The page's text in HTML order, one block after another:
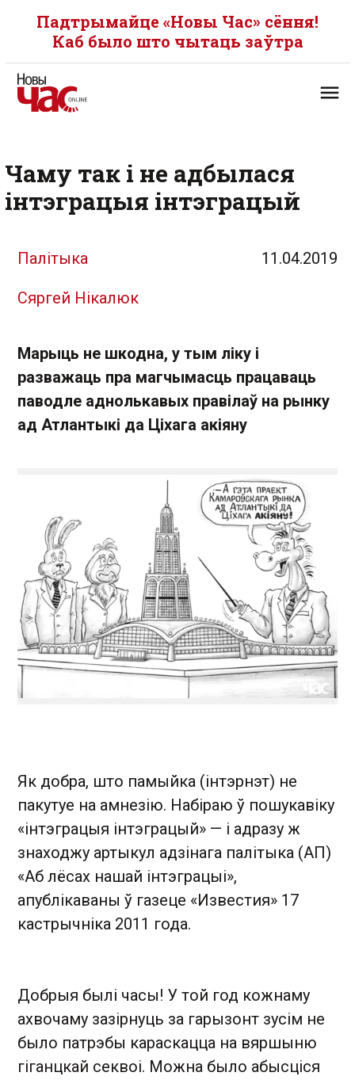
Падтрымайце «Новы Час» сёння!
Каб было што чытаць заўтра
Чаму так і не адбылася
інтэграцыя інтэграцый
Палітыка 11.04.2019
Сяргей Нікалюк
Марыць не шкодна, у тым ліку і
разважаць пра магчымасць працаваць
паводле аднолькавых правілаў на рынку
ад Атлантыкі да Ціхага акіяну
Як добра, што памыйка (інтэрнэт) не
пакутуе на амнезію. Набіраю ў пошукавіку
«інтэграцыя інтэграцый» — і адразу ж
знаходжу артыкул адзінага палітыка (АП)
«Аб лёсах нашай інтэграцыі»,
апублікаваны ў газеце «Известия» 17
кастрычніка 2011 года.
Добрыя былі часы! У той год кожнаму
ахвочаму зазірнуць за гарызонт зусім не
было патрэбы караскацца на вяршыню
гіганцкай секвоі. Можна было абысціся